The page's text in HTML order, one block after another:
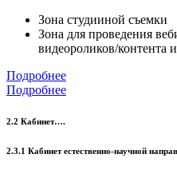
Зона студииной съемки
Зона для проведения
видеороликов/контента
Подробнее
Подробнее
2.2 Кабинет….
2.3.1 Кабинет естественно-научной